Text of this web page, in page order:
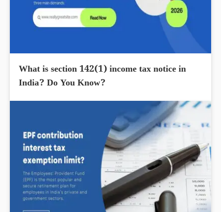
What is section 142(1) income tax notice in
India? Do You Know?